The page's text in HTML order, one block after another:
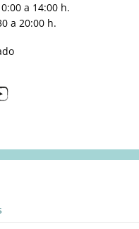
a 14:00 h.
a 20:00 h.